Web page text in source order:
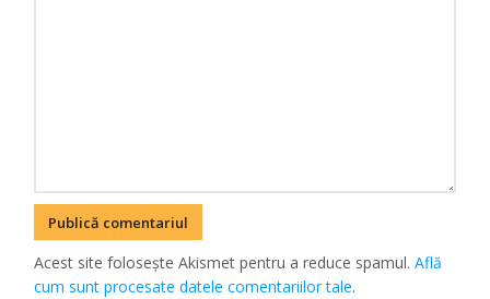
Acest site folosește Akismet pentru a reduce spamul.Află
cum sunt procesate datele comentariilor tale.